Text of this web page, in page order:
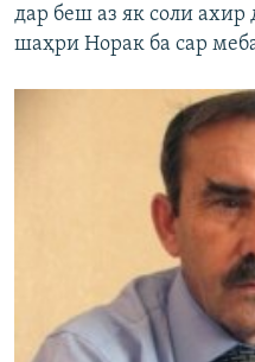
дар беш аз як соли
шаҳри Норак ба сар